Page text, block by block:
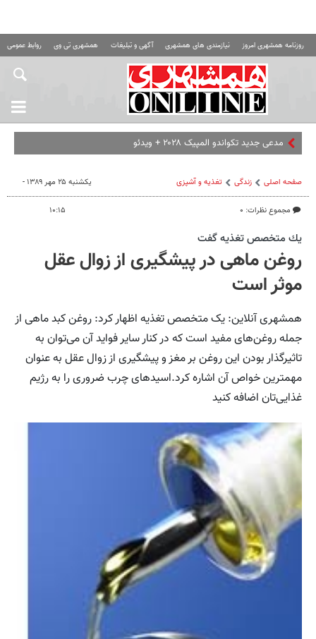
روزنامه همشهری امروز نیازمندی های همشهری آگهی و تبلیغات همشهری تی وی روابط عمومی
مدعی جدید تکواندو المپیک ۲۰۲۸ + ویدئو
صفحه اصلی زندگی تغذیه و آشپزی
مجموع نظرات: ۰
یکشنبه ۲۵ مهر ۱۳۸۹ -
۱۰:۱۵
يك متخصص تغذيه گفت
روغن ماهی در پیشگیری از زوال عقل
موثر است
همشهری آنلاین: یک متخصص تغذیه اظهار کرد: روغن کبد ماهی از
جمله روغن‌های مفید است که در کنار سایر فواید آن می‌توان به
تاثیرگذار بودن این روغن بر مغز و پیشگیری از زوال عقل به عنوان
مهمترین خواص آن اشاره کرد.اسیدهای چرب ضروری را به رژیم
غذایی‌تان اضافه کنید